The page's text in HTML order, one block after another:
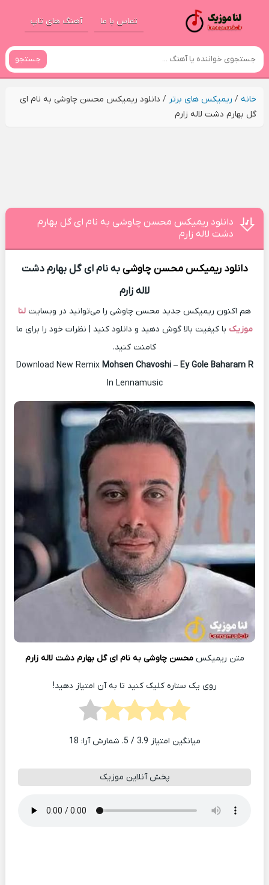
تماس با ما آهنگ های تاپ
جستجو
خانه/ ریمیکس های برتر / دانلود ریمیکس محسن چاوشی به نام ای
گل بهارم دشت لاله زارم
دانلود ریمیکس محسن چاوشی به نام ای گل بهارم
دشت لاله زارم
دانلود ریمیکس محسن چاوشیبه نام ای گل بهارم دشت
لاله زارم
هم اکنون ریمیکس جدید محسن چاوشی را می‌توانید در وبسایت لنا
موزیک با کیفیت بالا گوش دهید و دانلود کنید | نظرات خود را برای ما
کامنت کنید.
Download New Remix Mohsen Chavoshi– Ey Gole Baharam R
In Lennamusic
متن ریمیکسمحسن چاوشی به نام ای گل بهارم دشت لاله زارم
روی یک ستاره کلیک کنید تا به آن امتیاز دهید!
میانگین امتیاز 3.9 / 5. شمارش آرا: 18
پخش آنلاین موزیک